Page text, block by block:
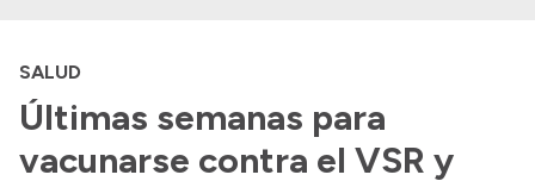
Autoridades
Delegaciones
Consultorios Propios
SALUD
Últimas semanas para
vacunarse contra el VSR y